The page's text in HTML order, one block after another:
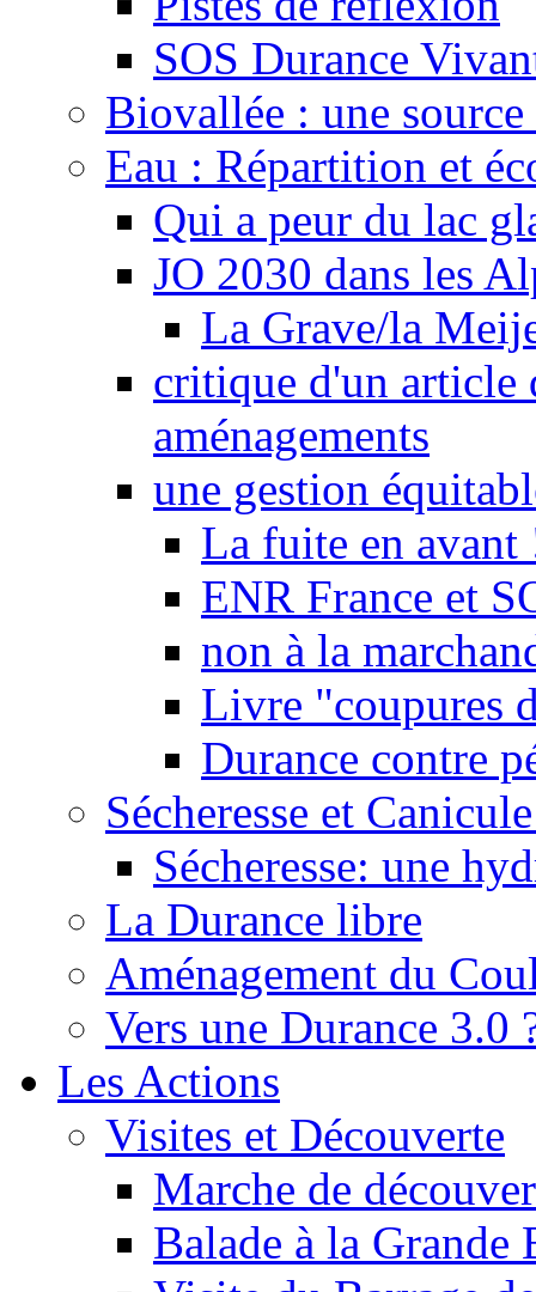
SOS Durance
Biovallée : une
Eau : Répartition et
Qui a peur du lac
JO 2030 dans les
La Grave/la
critique d'un article
aménagements
une gestion
La fuite en avant
ENR France et
non à la
Livre "coupures
Durance contre
Sécheresse et
Sécheresse: une
La Durance libre
Aménagement du
Vers une Durance 3.0
Les Actions
Visites et Découverte
Marche de
Balade à la Grande